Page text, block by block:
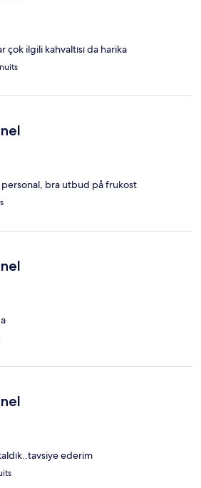
çok ilgili kahvaltısı da harika
personal, bra utbud på frukost
ederim